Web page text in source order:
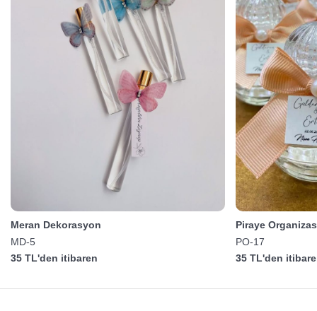
Meran Dekorasyon
MD-5
35 TL'den itibaren
Piraye
PO-17
35 TL'den